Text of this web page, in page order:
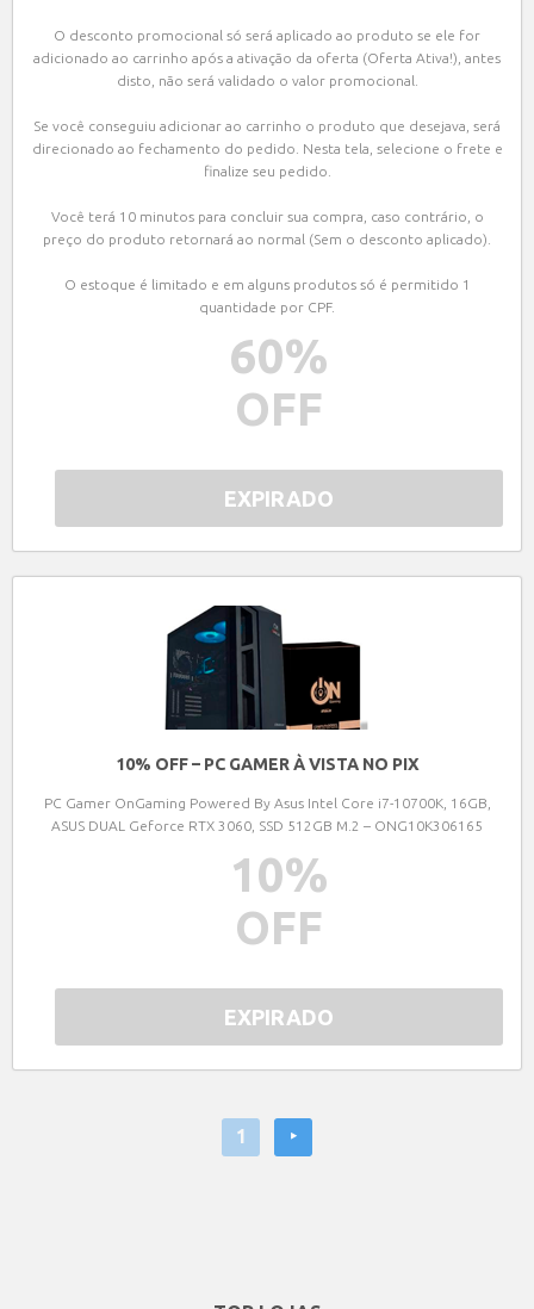
O desconto promocional só será aplicado ao produto se ele for
adicionado ao carrinho após a ativação da oferta (Oferta Ativa!), antes
disto, não será validado o valor promocional.
Se você conseguiu adicionar ao carrinho o produto que desejava, será
direcionado ao fechamento do pedido. Nesta tela, selecione o frete e
finalize seu pedido.
Você terá 10 minutos para concluir sua compra, caso contrário, o
preço do produto retornará ao normal (Sem o desconto aplicado).
O estoque é limitado e em alguns produtos só é permitido 1
quantidade por CPF.
60%
OFF
EXPIRADO
10% OFF – PC GAMER À VISTA NO PIX
PC Gamer OnGaming Powered By Asus Intel Core i7-10700K, 16GB,
ASUS DUAL Geforce RTX 3060, SSD 512GB M.2 – ONG10K306165
10%
OFF
EXPIRADO
1 ‣